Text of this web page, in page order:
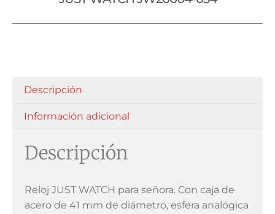
Descripción
Información adicional
Descripción
Reloj JUST WATCH para señora. Con caja de
acero de 41 mm de diámetro, esfera analógica